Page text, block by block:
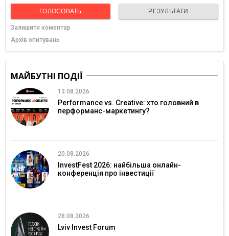
ГОЛОСОВАТЬ РЕЗУЛЬТАТИ
Залишити коментар
Архів опитувань
МАЙБУТНІ ПОДІЇ
13.08.2026
Performance vs. Creative: хто головний в
перформанс-маркетингу?
20.08.2026
InvestFest 2026: найбільша онлайн-
конференція про інвестиції
28.08.2026
Lviv Invest Forum